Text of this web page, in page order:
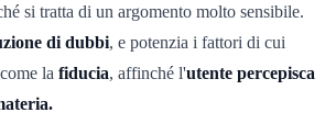
si tratta di un argomento molto sensibile.
di dubbi, e potenzia i fattori di cui
la fiducia, affinché l'utente percepisca